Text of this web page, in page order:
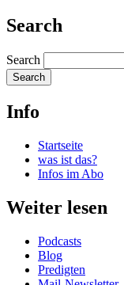
Search
Search
Info
Startseite
was ist das?
Infos im Abo
Weiter lesen
Podcasts
Blog
Predigten